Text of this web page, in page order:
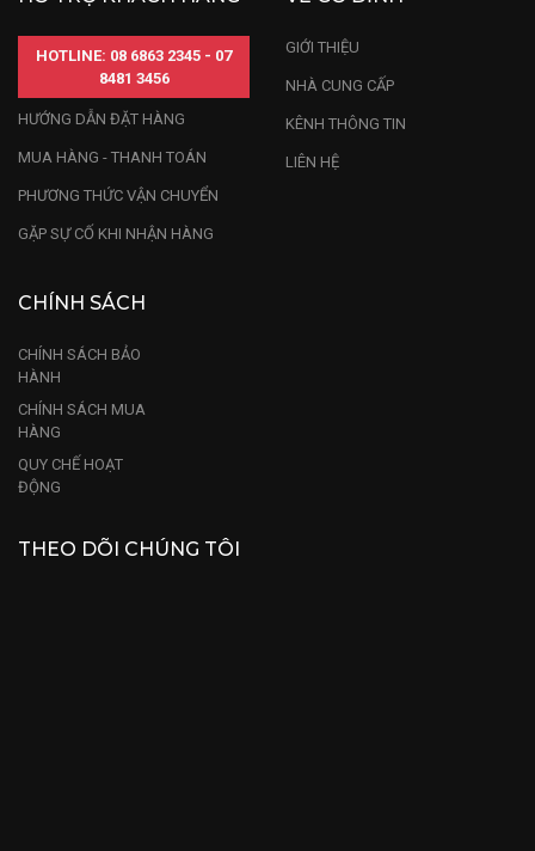
HOTLINE: 08 6863 2345 - 07
8481 3456
HƯỚNG DẪN ĐẶT HÀNG
MUA HÀNG - THANH TOÁN
PHƯƠNG THỨC VẬN CHUYỂN
GẶP SỰ CỐ KHI NHẬN HÀNG
GIỚI THIỆU
NHÀ CUNG CẤP
KÊNH THÔNG TIN
LIÊN HỆ
CHÍNH SÁCH
CHÍNH SÁCH BẢO
HÀNH
CHÍNH SÁCH MUA
HÀNG
QUY CHẾ HOẠT
ĐỘNG
THEO DÕI CHÚNG TÔI